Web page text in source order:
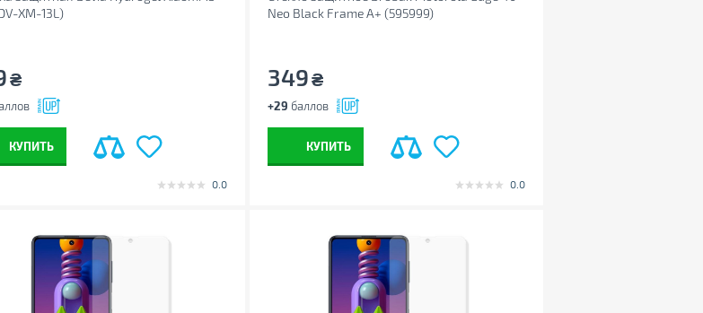
XM-13L)
₴
КУПИТЬ
0.0
Neo Black Frame A+ (595999)
349₴
+29 баллов
КУПИТЬ
0.0